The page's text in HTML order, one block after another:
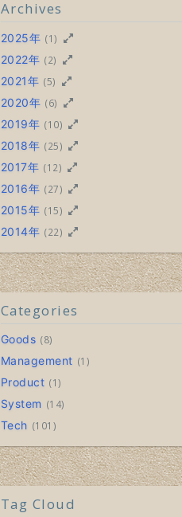
Archives
2025年 (1)
2022年 (2)
2021年 (5)
2020年 (6)
2019年 (10)
2018年 (25)
2017年 (12)
2016年 (27)
2015年 (15)
2014年 (22)
Categories
Goods 8
Management 1
Product 1
System 14
Tech 101
Tag Cloud